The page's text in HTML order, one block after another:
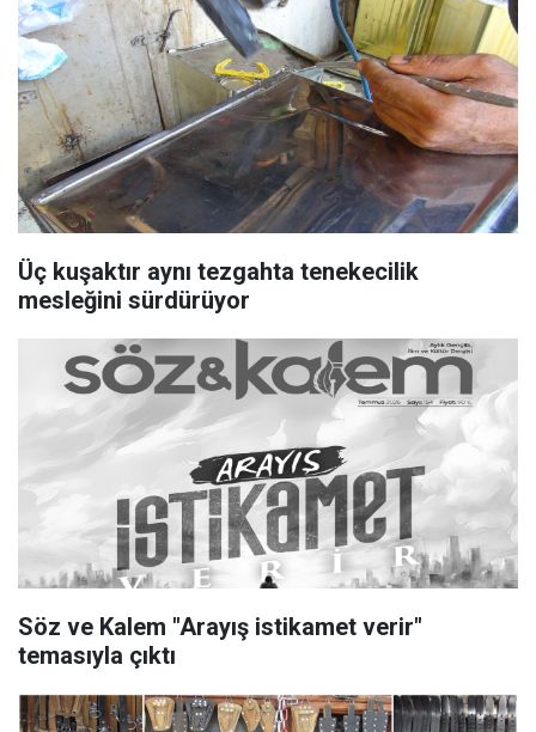
Üç kuşaktır aynı tezgahta tenekecilik
mesleğini sürdürüyor
Söz ve Kalem "Arayış istikamet verir"
temasıyla çıktı